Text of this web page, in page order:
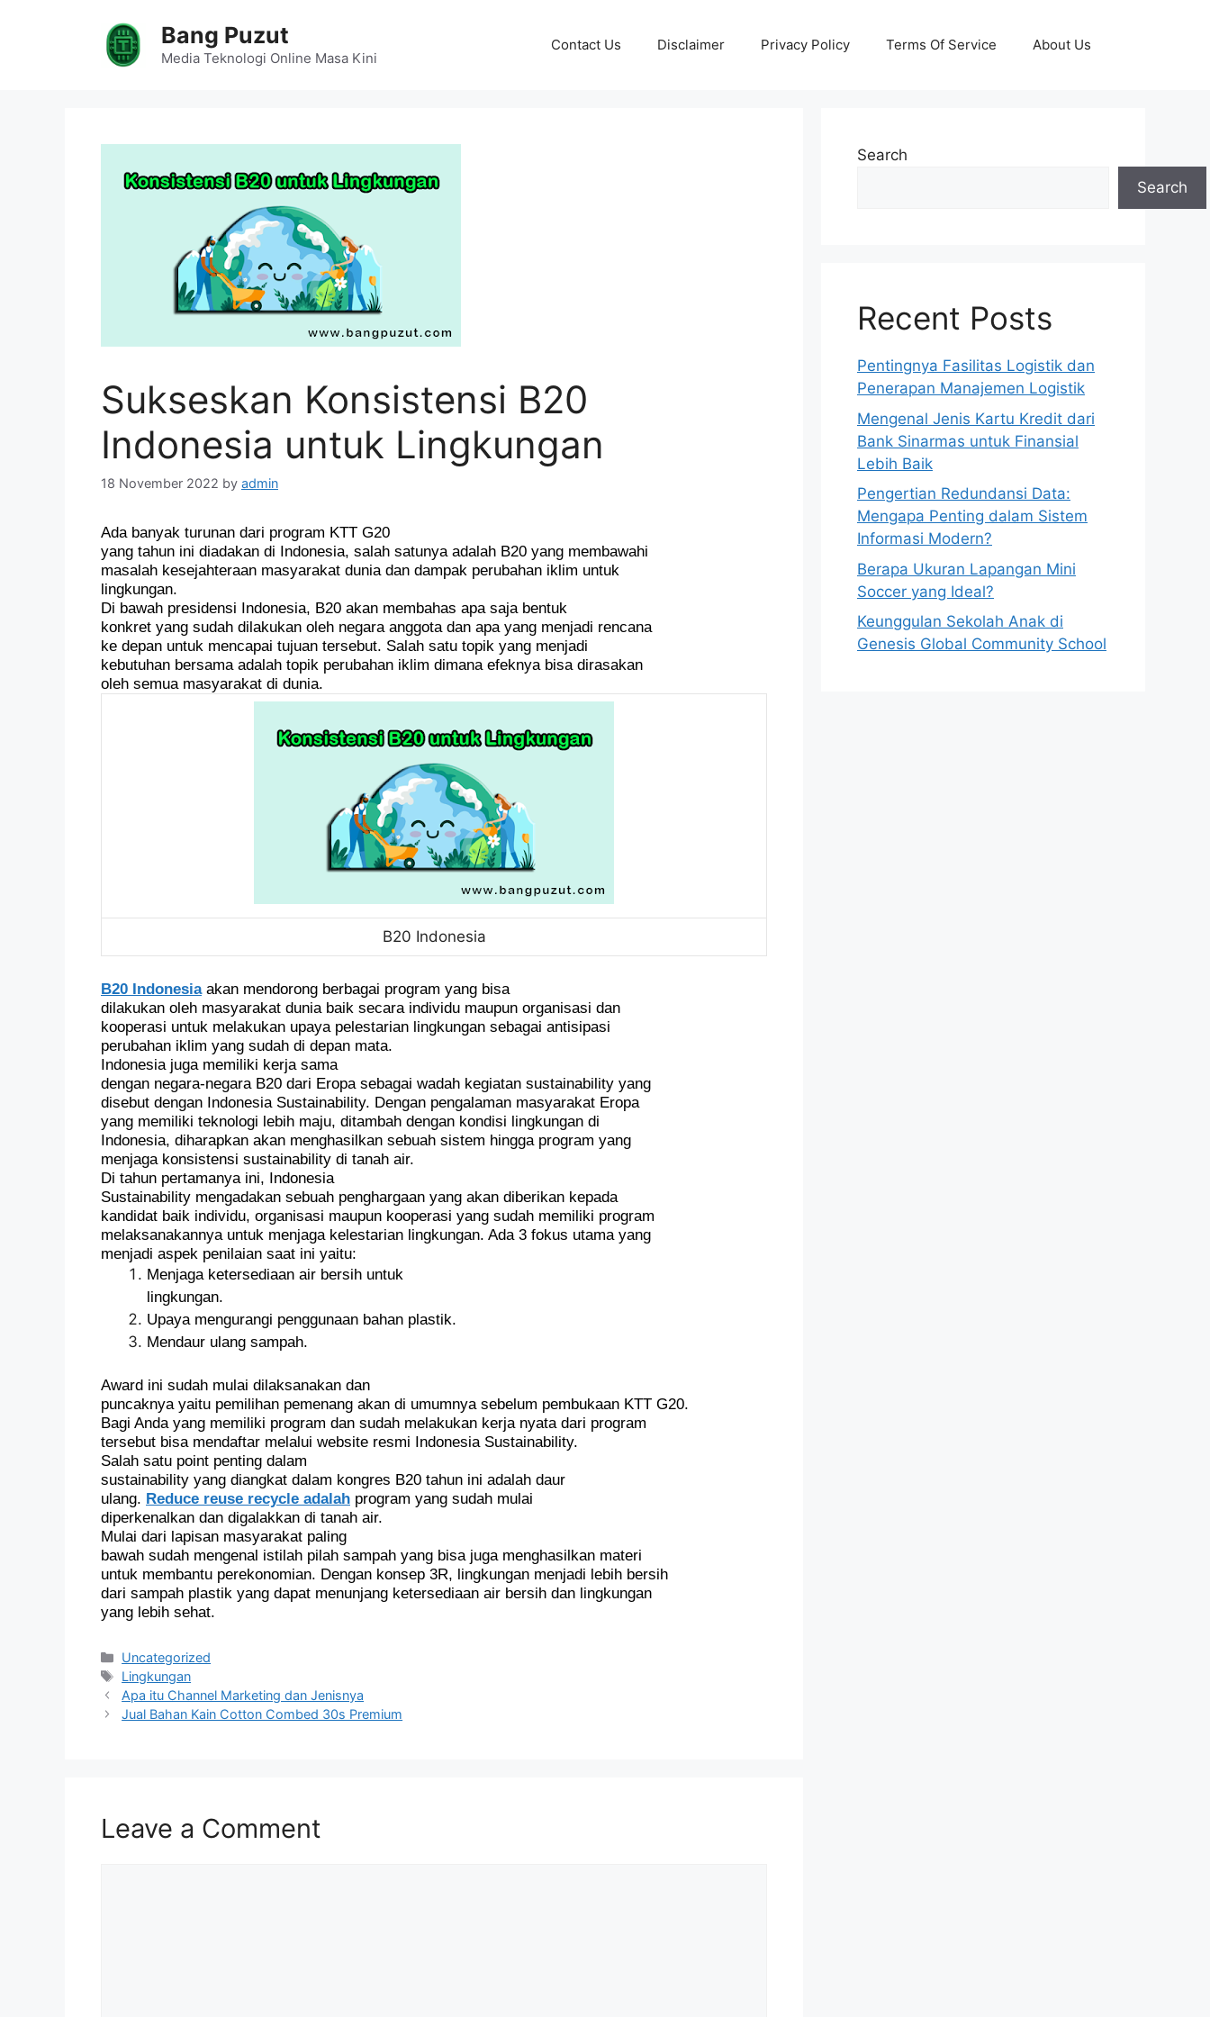
Bang Puzut
Media Teknologi Online Masa Kini
Contact Us Disclaimer Privacy Policy Terms Of Service About Us
Sukseskan Konsistensi B20
Indonesia untuk Lingkungan
18 November 2022 by admin
Ada banyak turunan dari program KTT G20
yang tahun ini diadakan di Indonesia, salah satunya adalah B20 yang membawahi
masalah kesejahteraan masyarakat dunia dan dampak perubahan iklim untuk
lingkungan.
Di bawah presidensi Indonesia, B20 akan membahas apa saja bentuk
konkret yang sudah dilakukan oleh negara anggota dan apa yang menjadi rencana
ke depan untuk mencapai tujuan tersebut. Salah satu topik yang menjadi
kebutuhan bersama adalah topik perubahan iklim dimana efeknya bisa dirasakan
oleh semua masyarakat di dunia.
B20 Indonesia
B20 Indonesiaakan mendorong berbagai program yang bisa
dilakukan oleh masyarakat dunia baik secara individu maupun organisasi dan
kooperasi untuk melakukan upaya pelestarian lingkungan sebagai antisipasi
perubahan iklim yang sudah di depan mata.
Indonesia juga memiliki kerja sama
dengan negara-negara B20 dari Eropa sebagai wadah kegiatan sustainability yang
disebut dengan Indonesia Sustainability. Dengan pengalaman masyarakat Eropa
yang memiliki teknologi lebih maju, ditambah dengan kondisi lingkungan di
Indonesia, diharapkan akan menghasilkan sebuah sistem hingga program yang
menjaga konsistensi sustainability di tanah air.
Di tahun pertamanya ini, Indonesia
Sustainability mengadakan sebuah penghargaan yang akan diberikan kepada
kandidat baik individu, organisasi maupun kooperasi yang sudah memiliki program
melaksanakannya untuk menjaga kelestarian lingkungan. Ada 3 fokus utama yang
menjadi aspek penilaian saat ini yaitu:
Menjaga ketersediaan air bersih untuk
lingkungan.
Upaya mengurangi penggunaan bahan plastik.
Mendaur ulang sampah.
Award ini sudah mulai dilaksanakan dan
puncaknya yaitu pemilihan pemenang akan di umumnya sebelum pembukaan KTT G20.
Bagi Anda yang memiliki program dan sudah melakukan kerja nyata dari program
tersebut bisa mendaftar melalui website resmi Indonesia Sustainability.
Salah satu point penting dalam
sustainability yang diangkat dalam kongres B20 tahun ini adalah daur
ulang. Reduce reuse recycle adalah program yang sudah mulai
diperkenalkan dan digalakkan di tanah air.
Mulai dari lapisan masyarakat paling
bawah sudah mengenal istilah pilah sampah yang bisa juga menghasilkan materi
untuk membantu perekonomian. Dengan konsep 3R, lingkungan menjadi lebih bersih
dari sampah plastik yang dapat menunjang ketersediaan air bersih dan lingkungan
yang lebih sehat.
Categories
Uncategorized
Tags
Lingkungan
Apa itu Channel Marketing dan Jenisnya
Jual Bahan Kain Cotton Combed 30s Premium
Leave a Comment
Search
Search
Recent Posts
Pentingnya Fasilitas Logistik dan
Penerapan Manajemen Logistik
Mengenal Jenis Kartu Kredit dari
Bank Sinarmas untuk Finansial
Lebih Baik
Pengertian Redundansi Data:
Mengapa Penting dalam Sistem
Informasi Modern?
Berapa Ukuran Lapangan Mini
Soccer yang Ideal?
Keunggulan Sekolah Anak di
Genesis Global Community School